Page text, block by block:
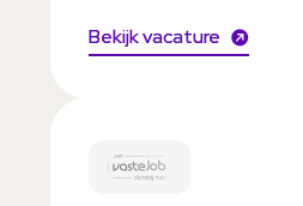
Bekijk vacature